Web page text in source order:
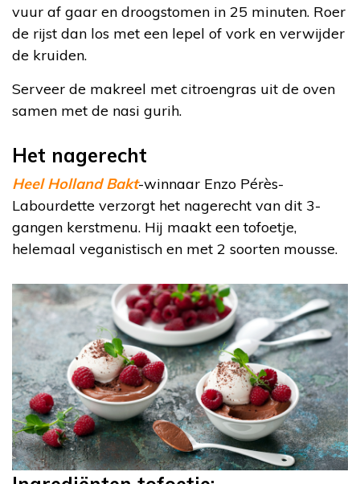
vuur af gaar en droogstomen in 25 minuten. Roer
de rijst dan los met een lepel of vork en verwijder
de kruiden.
Serveer de makreel met citroengras uit de oven
samen met de nasi gurih.
Het nagerecht
Heel Holland Bakt-winnaar Enzo Pérès-
Labourdette verzorgt het nagerecht van dit 3-
gangen kerstmenu. Hij maakt een tofoetje,
helemaal veganistisch en met 2 soorten mousse.